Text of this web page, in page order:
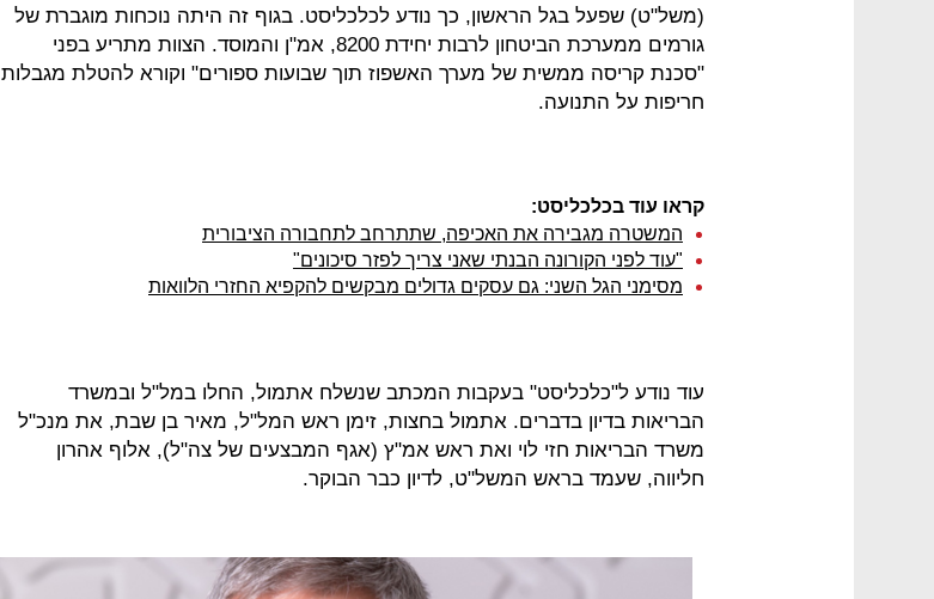
(משל"ט) שפעל בגל הראשון, כך נודע לכלכליסט. בגוף זה היתה נוכחות מוגברת של
גורמים ממערכת הביטחון לרבות יחידת 8200, אמ"ן והמוסד. הצוות מתריע בפני
"סכנת קריסה ממשית של מערך האשפוז תוך שבועות ספורים" וקורא להטלת מגבלות
חריפות על התנועה.
קראו עוד בכלכליסט:
המשטרה מגבירה את האכיפה, שתתרחב לתחבורה הציבורית
"עוד לפני הקורונה הבנתי שאני צריך לפזר סיכונים"
מסימני הגל השני: גם עסקים גדולים מבקשים להקפיא החזרי הלוואות
עוד נודע ל"כלכליסט" בעקבות המכתב שנשלח אתמול, החלו במל"ל ובמשרד
הבריאות בדיון בדברים. אתמול בחצות, זימן ראש המל"ל, מאיר בן שבת, את מנכ"ל
משרד הבריאות חזי לוי ואת ראש אמ"ץ (אגף המבצעים של צה"ל), אלוף אהרון
חליווה, שעמד בראש המשל"ט, לדיון כבר הבוקר.